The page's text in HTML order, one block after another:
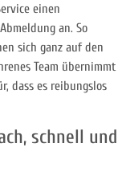
einen
an. So
sich ganz auf den
Team übernimmt
dass es reibungslos
schnell und